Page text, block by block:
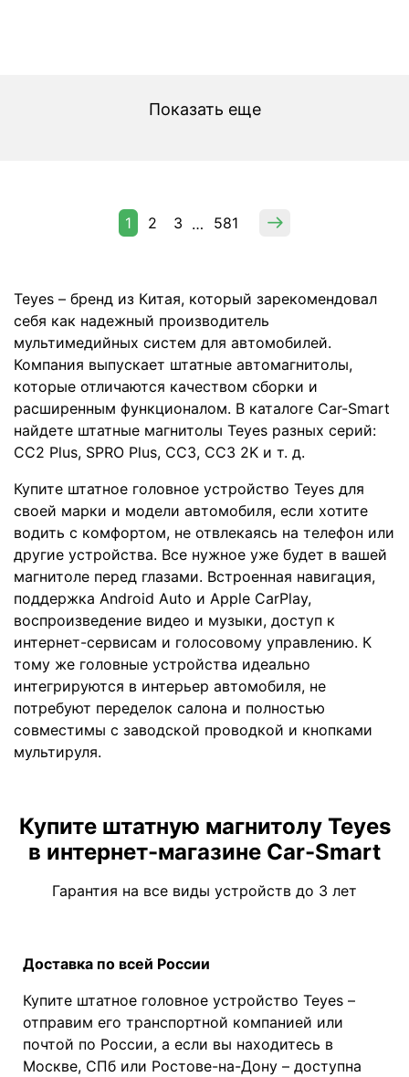
Показать еще
1 2 3 … 581
Teyes – бренд из Китая, который зарекомендовал
себя как надежный производитель
мультимедийных систем для автомобилей.
Компания выпускает штатные автомагнитолы,
которые отличаются качеством сборки и
расширенным функционалом. В каталоге Car-Smart
найдете штатные магнитолы Teyes разных серий:
СС2 Plus, SPRO Plus, CC3, CC3 2K и т. д.
Купите штатное головное устройство Teyes для
своей марки и модели автомобиля, если хотите
водить с комфортом, не отвлекаясь на телефон или
другие устройства. Все нужное уже будет в вашей
магнитоле перед глазами. Встроенная навигация,
поддержка Android Auto и Apple CarPlay,
воспроизведение видео и музыки, доступ к
интернет-сервисам и голосовому управлению. К
тому же головные устройства идеально
интегрируются в интерьер автомобиля, не
потребуют переделок салона и полностью
совместимы с заводской проводкой и кнопками
мультируля.
Купите штатную магнитолу Teyes
в интернет-магазине Car-Smart
Гарантия на все виды устройств до 3 лет
Доставка по всей России
Купите штатное головное устройство Teyes –
отправим его транспортной компанией или
почтой по России, а если вы находитесь в
Москве, СПб или Ростове-на-Дону – доступна